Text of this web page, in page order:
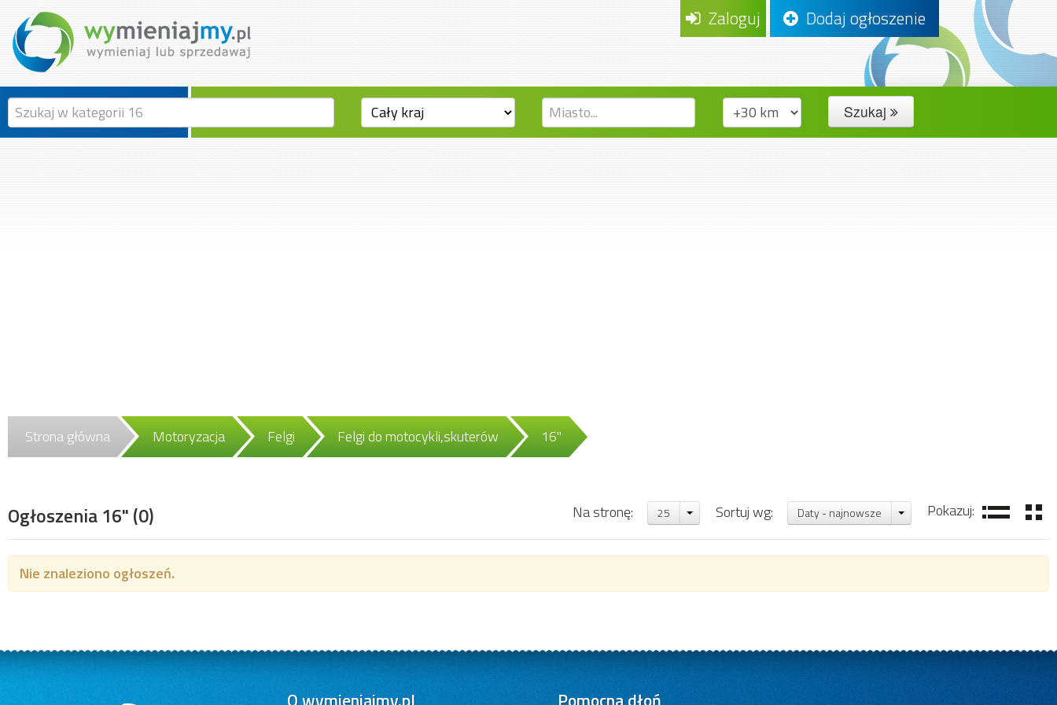
Zaloguj Dodaj ogłoszenie
Szukaj
Strona główna Motoryzacja Felgi Felgi do motocykli,skuterów 16"
Ogłoszenia 16"(0) Pokazuj:
Sortuj wg: Daty - najnowsze
Na stronę: 25
Nie znaleziono ogłoszeń.